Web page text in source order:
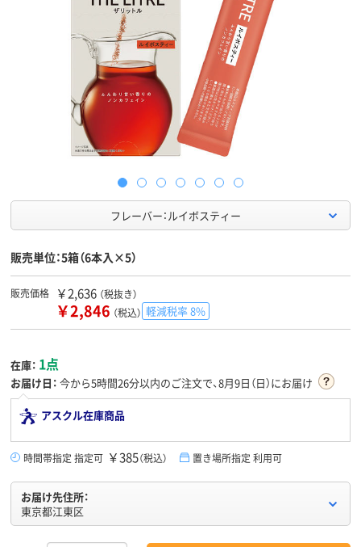
フレーバー：ルイボスティー
販売単位：5箱（6本入×5）
販売価格 ￥2,636 （税抜き）
￥2,846 （税込） 軽減税率 8%
在庫： 1点
お届け日： 今から5時間26分以内のご注文で、8月9日（日）にお届け
アスクル在庫商品
時間帯指定 指定可 ￥385（税込） 置き場所指定 利用可
お届け先住所：
東京都江東区